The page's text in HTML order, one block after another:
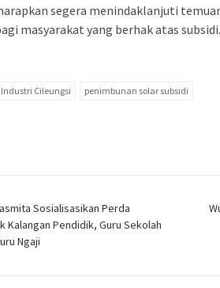
segera menindaklanjuti
masyarakat yang berhak atas subsidi.
Cileungsi penimbunan solar subsidi
Sosialisasikan Perda
Kalangan Pendidik, Guru Sekolah
Ngaji